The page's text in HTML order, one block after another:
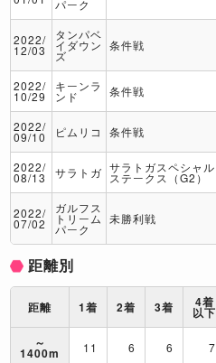
パーク
2022/
12/03
タンパベ
イダウン
ズ
条件戦
2022/
10/29
キーンラ
ンド 条件戦
2022/
09/10 ピムリコ 条件戦
2022/
08/13 サラトガ サラトガスペシャル
ステークス（G2）
2022/
07/02
ガルフス
トリーム
パーク
未勝利戦
距離別
距離 1着 2着 3着 4着
以下
～
1400m 11 6 6 7